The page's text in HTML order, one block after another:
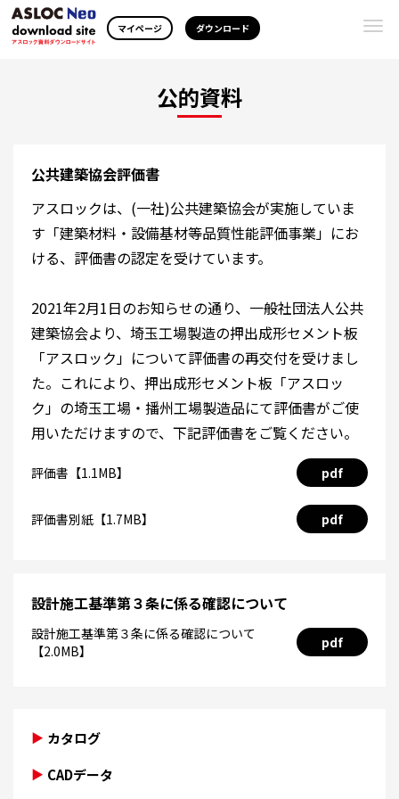
マイページ ダウンロード
公的資料
公共建築協会評価書
アスロックは、(一社)公共建築協会が実施していま
す「建築材料・設備基材等品質性能評価事業」にお
ける、評価書の認定を受けています。
2021年2月1日のお知らせの通り、一般社団法人公共
建築協会より、埼玉工場製造の押出成形セメント板
「アスロック」について評価書の再交付を受けまし
た。これにより、押出成形セメント板「アスロッ
ク」の埼玉工場・播州工場製造品にて評価書がご使
用いただけますので、下記評価書をご覧ください。
評価書【1.1MB】 pdf
評価書別紙【1.7MB】 pdf
設計施工基準第３条に係る確認について
設計施工基準第３条に係る確認について
【2.0MB】
pdf
カタログ
CADデータ